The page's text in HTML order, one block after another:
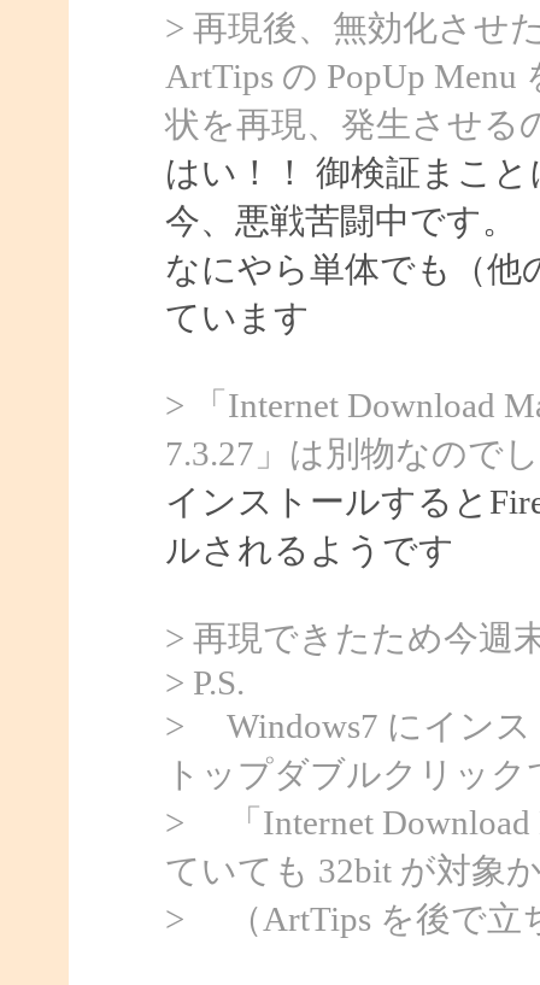
> 再現後、無効化させ
ArtTips の PopUp
状を再現、発生させる
はい！！ 御検証まこ
今、悪戦苦闘中です。
なにやら単体でも（他
ています
> 「Internet Download
7.3.27」は別物なので
インストールすると
ルされるようです
> 再現できたため今週
> P.S.
> Windows7 にインス
トップダブルクリッ
> 「Internet Download
ていても 32bit が対象
> （ArtTips を後で立